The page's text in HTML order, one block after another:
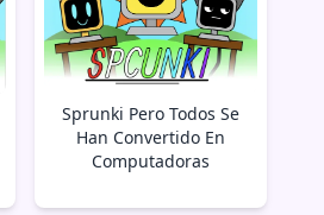
Sprunki Pero Todos Se
Han Convertido En
Computadoras